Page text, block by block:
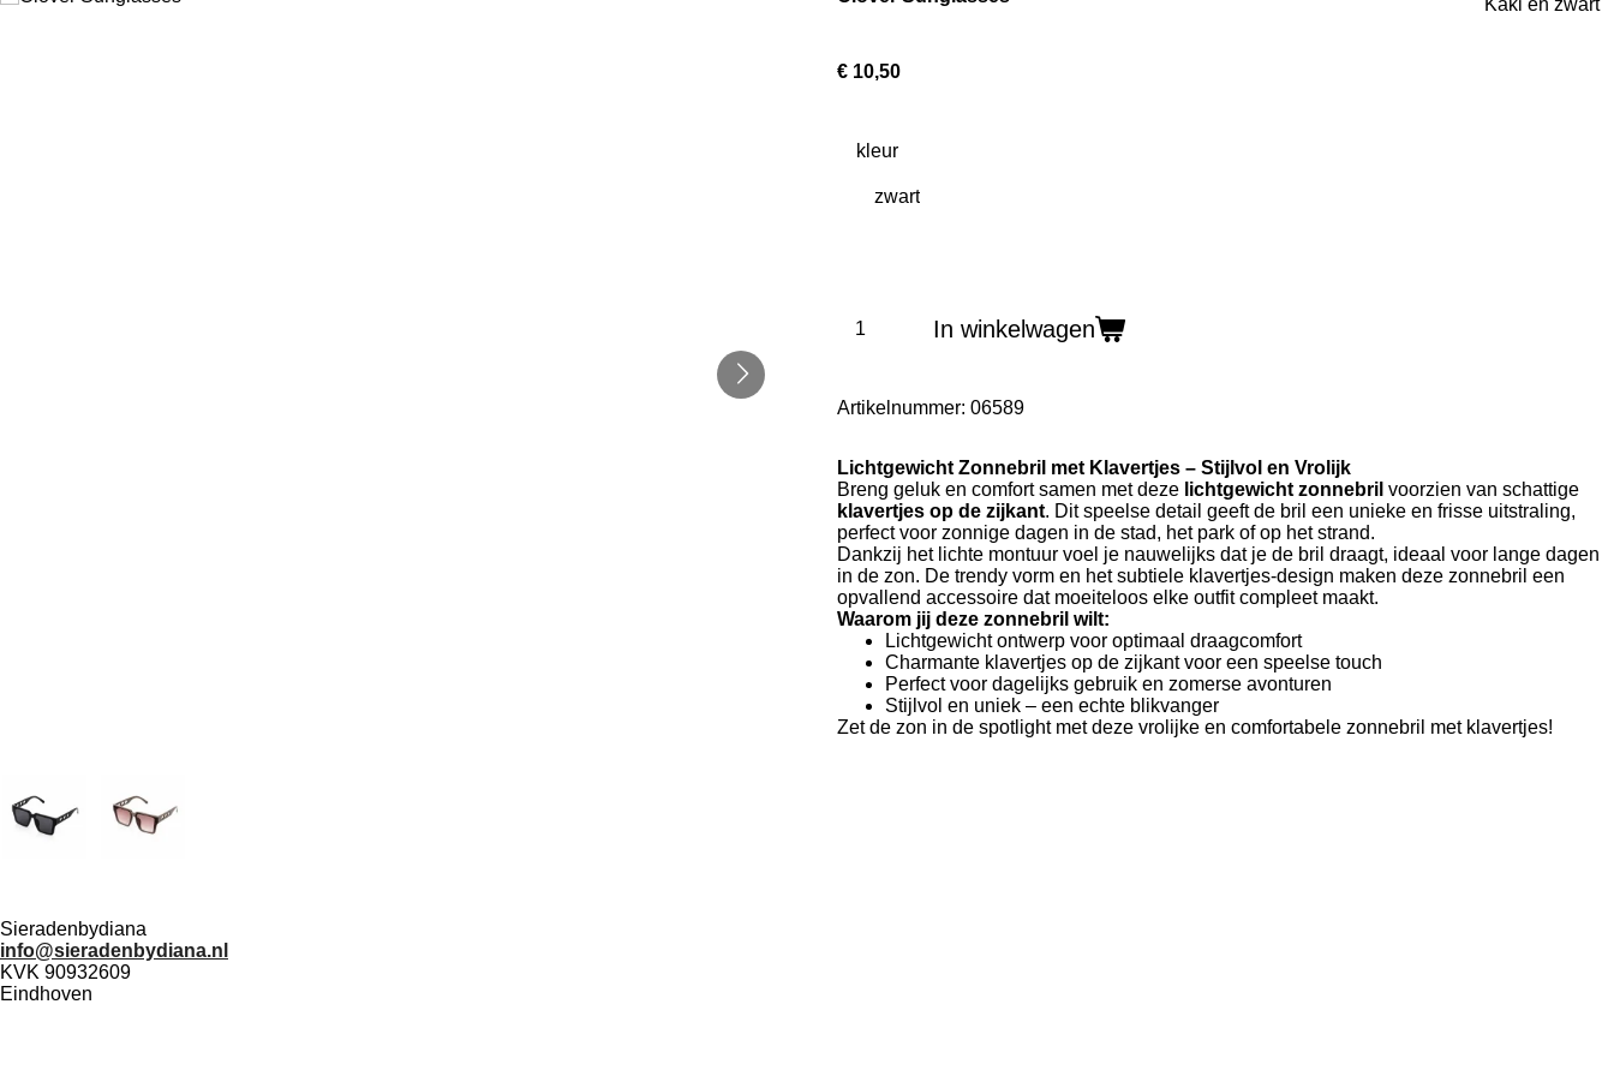
Kaki en zwart
€ 10,50
kleur
In winkelwagen
Artikelnummer: 06589
Lichtgewicht Zonnebril met Klavertjes – Stijlvol en Vrolijk
Breng geluk en comfort samen met deze lichtgewicht zonnebril voorzien van schattige
klavertjes op de zijkant. Dit speelse detail geeft de bril een unieke en frisse uitstraling,
perfect voor zonnige dagen in de stad, het park of op het strand.
Dankzij het lichte montuur voel je nauwelijks dat je de bril draagt, ideaal voor lange dagen
in de zon. De trendy vorm en het subtiele klavertjes-design maken deze zonnebril een
opvallend accessoire dat moeiteloos elke outfit compleet maakt.
Waarom jij deze zonnebril wilt:
Lichtgewicht ontwerp voor optimaal draagcomfort
Charmante klavertjes op de zijkant voor een speelse touch
Perfect voor dagelijks gebruik en zomerse avonturen
Stijlvol en uniek – een echte blikvanger
Zet de zon in de spotlight met deze vrolijke en comfortabele zonnebril met klavertjes!
Sieradenbydiana
info@sieradenbydiana.nl
KVK 90932609
Eindhoven